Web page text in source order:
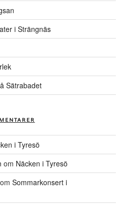
i Strängnäs
Sätrabadet
i Tyresö
om Näcken i Tyresö
Sommarkonsert i